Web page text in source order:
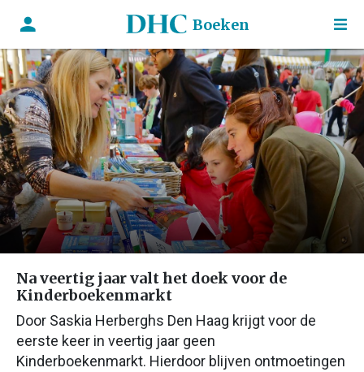
Boeken
Na veertig jaar valt het doek voor de
Kinderboekenmarkt
Door Saskia Herberghs Den Haag krijgt voor de
eerste keer in veertig jaar geen
Kinderboekenmarkt. Hierdoor blijven ontmoetingen